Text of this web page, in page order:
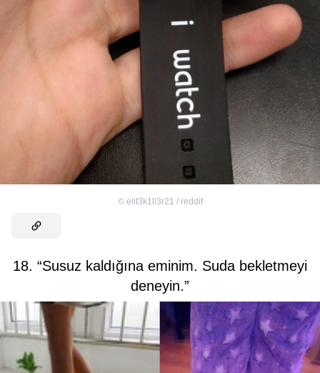
© elit3k1ll3r21 / reddit
18. “Susuz kaldığına eminim. Suda bekletmeyi
deneyin.”